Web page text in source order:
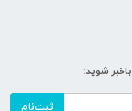
شوید:
ثبت‌نام